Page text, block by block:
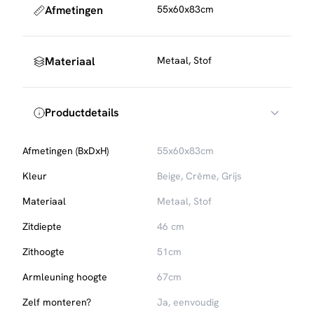
impregneermiddel
gebruiken, die eenvoudig mee te
bestellen is.
Afmetingen 55x60x83cm
Materiaal Metaal, Stof
Productdetails
Afmetingen (BxDxH)
55x60x83cm
Kleur
Beige, Crême, Grijs
Materiaal
Metaal, Stof
Zitdiepte
46 cm
Zithoogte
51cm
Armleuning hoogte
67cm
Zelf monteren?
Ja, eenvoudig